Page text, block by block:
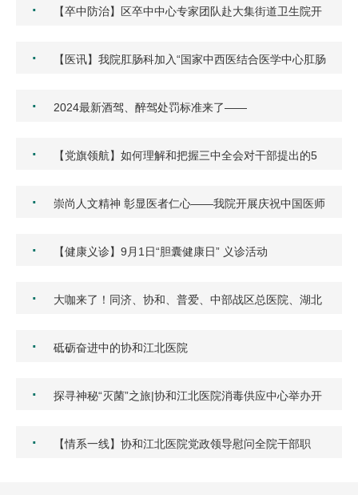
·
【卒中防治】区卒中中心专家团队赴大集街道卫生院开
·
【医讯】我院肛肠科加入“国家中西医结合医学中心肛肠
· 2024最新酒驾、醉驾处罚标准来了——
·
【党旗领航】如何理解和把握三中全会对干部提出的5
·
崇尚人文精神 彰显医者仁心——我院开展庆祝中国医师
· 【健康义诊】9月1日“胆囊健康日” 义诊活动
·
大咖来了！同济、协和、普爱、中部战区总医院、湖北
· 砥砺奋进中的协和江北医院
·
探寻神秘“灭菌”之旅|协和江北医院消毒供应中心举办开
·
【情系一线】协和江北医院党政领导慰问全院干部职